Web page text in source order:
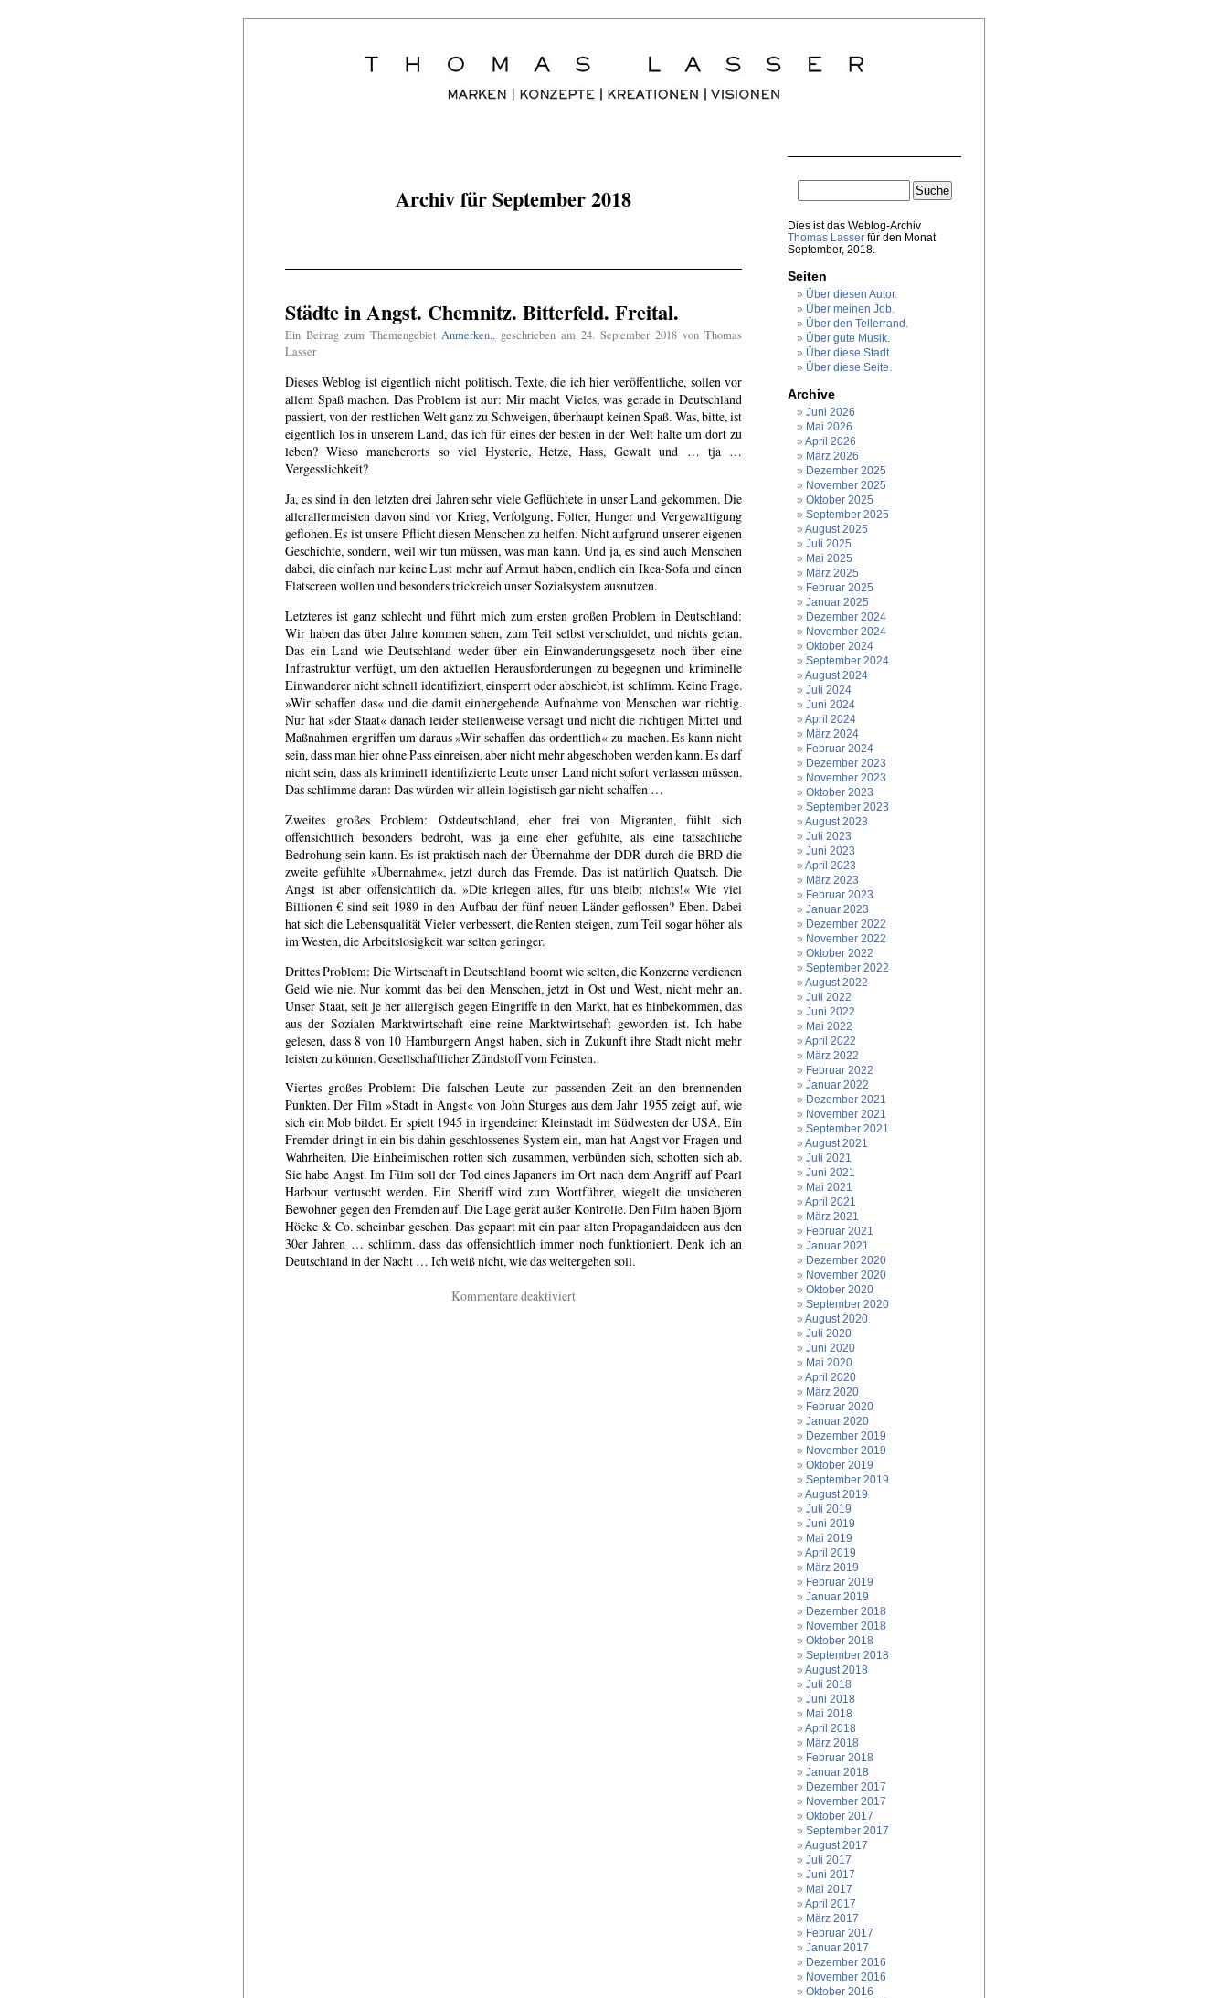
Archiv für September 2018
Städte in Angst. Chemnitz. Bitterfeld. Freital.
Ein Beitrag zum Themengebiet Anmerken., geschrieben am 24. September 2018 von Thomas
Lasser
Dieses Weblog ist eigentlich nicht politisch. Texte, die ich hier veröffentliche, sollen vor
allem Spaß machen. Das Problem ist nur: Mir macht Vieles, was gerade in Deutschland
passiert, von der restlichen Welt ganz zu Schweigen, überhaupt keinen Spaß. Was, bitte, ist
eigentlich los in unserem Land, das ich für eines der besten in der Welt halte um dort zu
leben? Wieso mancherorts so viel Hysterie, Hetze, Hass, Gewalt und … tja …
Vergesslichkeit?
Ja, es sind in den letzten drei Jahren sehr viele Geflüchtete in unser Land gekommen. Die
allerallermeisten davon sind vor Krieg, Verfolgung, Folter, Hunger und Vergewaltigung
geflohen. Es ist unsere Pflicht diesen Menschen zu helfen. Nicht aufgrund unserer eigenen
Geschichte, sondern, weil wir tun müssen, was man kann. Und ja, es sind auch Menschen
dabei, die einfach nur keine Lust mehr auf Armut haben, endlich ein Ikea-Sofa und einen
Flatscreen wollen und besonders trickreich unser Sozialsystem ausnutzen.
Letzteres ist ganz schlecht und führt mich zum ersten großen Problem in Deutschland:
Wir haben das über Jahre kommen sehen, zum Teil selbst verschuldet, und nichts getan.
Das ein Land wie Deutschland weder über ein Einwanderungsgesetz noch über eine
Infrastruktur verfügt, um den aktuellen Herausforderungen zu begegnen und kriminelle
Einwanderer nicht schnell identifiziert, einsperrt oder abschiebt, ist schlimm. Keine Frage.
»Wir schaffen das« und die damit einhergehende Aufnahme von Menschen war richtig.
Nur hat »der Staat« danach leider stellenweise versagt und nicht die richtigen Mittel und
Maßnahmen ergriffen um daraus »Wir schaffen das ordentlich« zu machen. Es kann nicht
sein, dass man hier ohne Pass einreisen, aber nicht mehr abgeschoben werden kann. Es darf
nicht sein, dass als kriminell identifizierte Leute unser Land nicht sofort verlassen müssen.
Das schlimme daran: Das würden wir allein logistisch gar nicht schaffen …
Zweites großes Problem: Ostdeutschland, eher frei von Migranten, fühlt sich
offensichtlich besonders bedroht, was ja eine eher gefühlte, als eine tatsächliche
Bedrohung sein kann. Es ist praktisch nach der Übernahme der DDR durch die BRD die
zweite gefühlte »Übernahme«, jetzt durch das Fremde. Das ist natürlich Quatsch. Die
Angst ist aber offensichtlich da. »Die kriegen alles, für uns bleibt nichts!« Wie viel
Billionen € sind seit 1989 in den Aufbau der fünf neuen Länder geflossen? Eben. Dabei
hat sich die Lebensqualität Vieler verbessert, die Renten steigen, zum Teil sogar höher als
im Westen, die Arbeitslosigkeit war selten geringer.
Drittes Problem: Die Wirtschaft in Deutschland boomt wie selten, die Konzerne verdienen
Geld wie nie. Nur kommt das bei den Menschen, jetzt in Ost und West, nicht mehr an.
Unser Staat, seit je her allergisch gegen Eingriffe in den Markt, hat es hinbekommen, das
aus der Sozialen Marktwirtschaft eine reine Marktwirtschaft geworden ist. Ich habe
gelesen, dass 8 von 10 Hamburgern Angst haben, sich in Zukunft ihre Stadt nicht mehr
leisten zu können. Gesellschaftlicher Zündstoff vom Feinsten.
Viertes großes Problem: Die falschen Leute zur passenden Zeit an den brennenden
Punkten. Der Film »Stadt in Angst« von John Sturges aus dem Jahr 1955 zeigt auf, wie
sich ein Mob bildet. Er spielt 1945 in irgendeiner Kleinstadt im Südwesten der USA. Ein
Fremder dringt in ein bis dahin geschlossenes System ein, man hat Angst vor Fragen und
Wahrheiten. Die Einheimischen rotten sich zusammen, verbünden sich, schotten sich ab.
Sie habe Angst. Im Film soll der Tod eines Japaners im Ort nach dem Angriff auf Pearl
Harbour vertuscht werden. Ein Sheriff wird zum Wortführer, wiegelt die unsicheren
Bewohner gegen den Fremden auf. Die Lage gerät außer Kontrolle. Den Film haben Björn
Höcke & Co. scheinbar gesehen. Das gepaart mit ein paar alten Propagandaideen aus den
30er Jahren … schlimm, dass das offensichtlich immer noch funktioniert. Denk ich an
Deutschland in der Nacht … Ich weiß nicht, wie das weitergehen soll.
Kommentare deaktiviertfür
Dies ist das Weblog-Archiv
Thomas Lasser für den Monat
September, 2018.
Seiten
Über diesen Autor.
Über meinen Job.
Über den Tellerrand.
Über gute Musik.
Über diese Stadt.
Über diese Seite.
Archive
Juni 2026
Mai 2026
April 2026
März 2026
Dezember 2025
November 2025
Oktober 2025
September 2025
August 2025
Juli 2025
Mai 2025
März 2025
Februar 2025
Januar 2025
Dezember 2024
November 2024
Oktober 2024
September 2024
August 2024
Juli 2024
Juni 2024
April 2024
März 2024
Februar 2024
Dezember 2023
November 2023
Oktober 2023
September 2023
August 2023
Juli 2023
Juni 2023
April 2023
März 2023
Februar 2023
Januar 2023
Dezember 2022
November 2022
Oktober 2022
September 2022
August 2022
Juli 2022
Juni 2022
Mai 2022
April 2022
März 2022
Februar 2022
Januar 2022
Dezember 2021
November 2021
September 2021
August 2021
Juli 2021
Juni 2021
Mai 2021
April 2021
März 2021
Februar 2021
Januar 2021
Dezember 2020
November 2020
Oktober 2020
September 2020
August 2020
Juli 2020
Juni 2020
Mai 2020
April 2020
März 2020
Februar 2020
Januar 2020
Dezember 2019
November 2019
Oktober 2019
September 2019
August 2019
Juli 2019
Juni 2019
Mai 2019
April 2019
März 2019
Februar 2019
Januar 2019
Dezember 2018
November 2018
Oktober 2018
September 2018
August 2018
Juli 2018
Juni 2018
Mai 2018
April 2018
März 2018
Februar 2018
Januar 2018
Dezember 2017
November 2017
Oktober 2017
September 2017
August 2017
Juli 2017
Juni 2017
Mai 2017
April 2017
März 2017
Februar 2017
Januar 2017
Dezember 2016
November 2016
Oktober 2016